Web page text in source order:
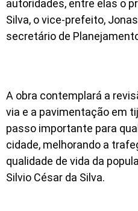
autoridades, entre elas o
Silva, o vice-prefeito,
secretário de
A obra contemplará a
via e a pavimentação em
passo importante para
cidade, melhorando a
qualidade de vida da
Silvio César da Silva.